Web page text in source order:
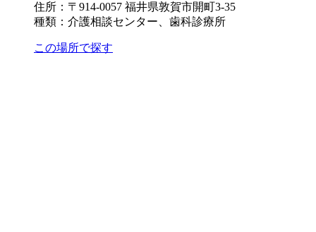
住所：〒914-0057 福井県敦賀市開町3-35
種類：介護相談センター、歯科診療所
この場所で探す